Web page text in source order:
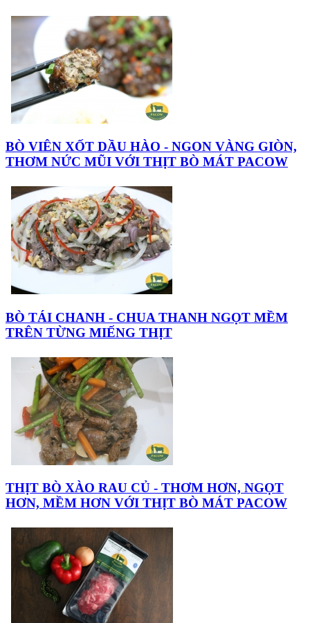
BÒ VIÊN XỐT DẦU HÀO - NGON VÀNG GIÒN,
THƠM NỨC MŨI VỚI THỊT BÒ MÁT PACOW
BÒ TÁI CHANH - CHUA THANH NGỌT MỀM
TRÊN TỪNG MIẾNG THỊT
THỊT BÒ XÀO RAU CỦ - THƠM HƠN, NGỌT
HƠN, MỀM HƠN VỚI THỊT BÒ MÁT PACOW